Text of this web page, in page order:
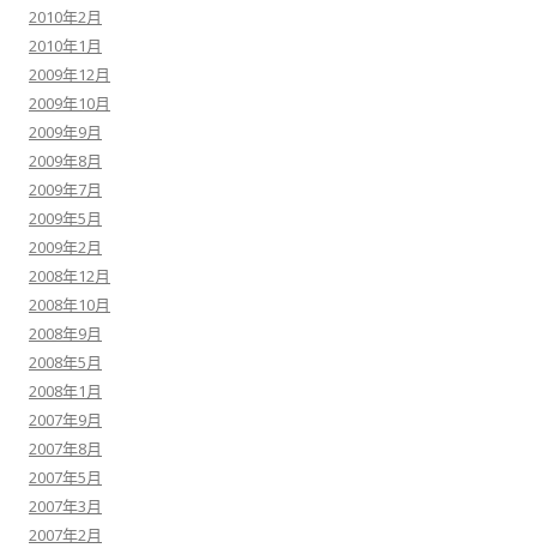
2010年2月
2010年1月
2009年12月
2009年10月
2009年9月
2009年8月
2009年7月
2009年5月
2009年2月
2008年12月
2008年10月
2008年9月
2008年5月
2008年1月
2007年9月
2007年8月
2007年5月
2007年3月
2007年2月